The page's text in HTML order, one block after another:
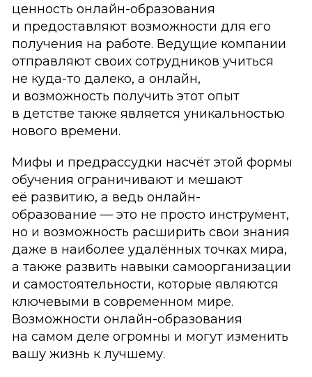
ценность онлайн-образования
и предоставляют возможности для его
получения на работе. Ведущие компании
отправляют своих сотрудников учиться
не куда-то далеко, а онлайн,
и возможность получить этот опыт
в детстве также является уникальностью
нового времени.
Мифы и предрассудки насчёт этой формы
обучения ограничивают и мешают
её развитию, а ведь онлайн-
образование — это не просто инструмент,
но и возможность расширить свои знания
даже в наиболее удалённых точках мира,
а также развить навыки самоорганизации
и самостоятельности, которые являются
ключевыми в современном мире.
Возможности онлайн-образования
на самом деле огромны и могут изменить
вашу жизнь к лучшему.